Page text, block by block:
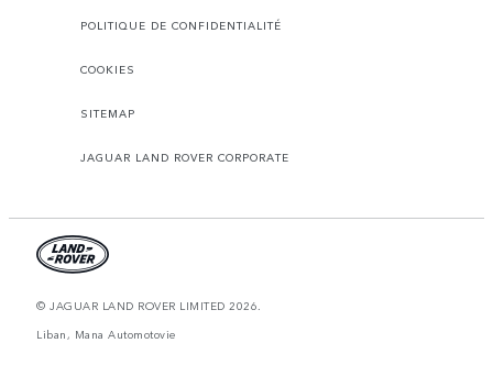
POLITIQUE DE CONFIDENTIALITÉ
COOKIES
SITEMAP
JAGUAR LAND ROVER CORPORATE
© JAGUAR LAND ROVER LIMITED 2026.
Liban, Mana Automotovie